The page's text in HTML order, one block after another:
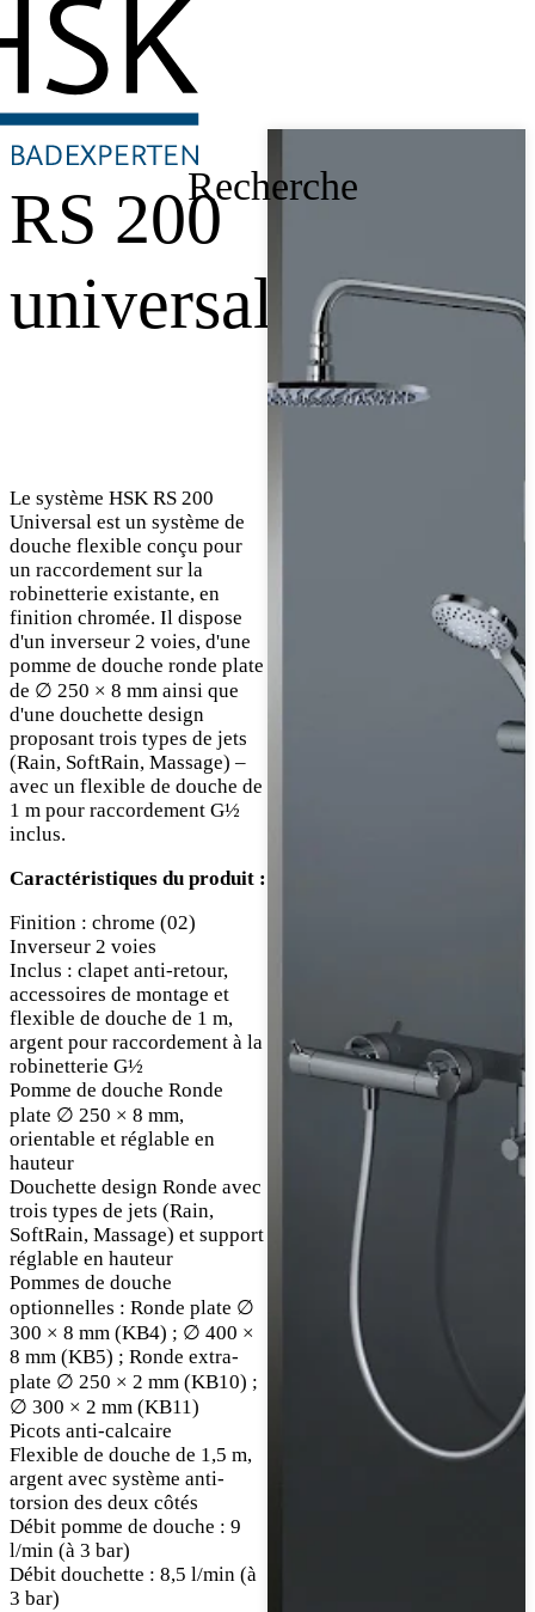
Recherche
RS 200
universal
Le système HSK RS 200
Universal est un système de
douche flexible conçu pour
un raccordement sur la
robinetterie existante, en
finition chromée. Il dispose
d'un inverseur 2 voies, d'une
pomme de douche ronde plate
de ∅ 250 × 8 mm ainsi que
d'une douchette design
proposant trois types de jets
(Rain, SoftRain, Massage) –
avec un flexible de douche de
1 m pour raccordement G½
inclus.
Caractéristiques du produit :
Finition : chrome (02)
Inverseur 2 voies
Inclus : clapet anti-retour,
accessoires de montage et
flexible de douche de 1 m,
argent pour raccordement à la
robinetterie G½
Pomme de douche Ronde
plate ∅ 250 × 8 mm,
orientable et réglable en
hauteur
Douchette design Ronde avec
trois types de jets (Rain,
SoftRain, Massage) et support
réglable en hauteur
Pommes de douche
optionnelles : Ronde plate ∅
300 × 8 mm (KB4) ; ∅ 400 ×
8 mm (KB5) ; Ronde extra-
plate ∅ 250 × 2 mm (KB10) ;
∅ 300 × 2 mm (KB11)
Picots anti-calcaire
Flexible de douche de 1,5 m,
argent avec système anti-
torsion des deux côtés
Débit pomme de douche : 9
l/min (à 3 bar)
Débit douchette : 8,5 l/min (à
3 bar)